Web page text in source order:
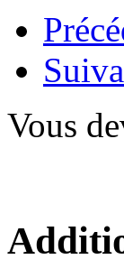
Vous